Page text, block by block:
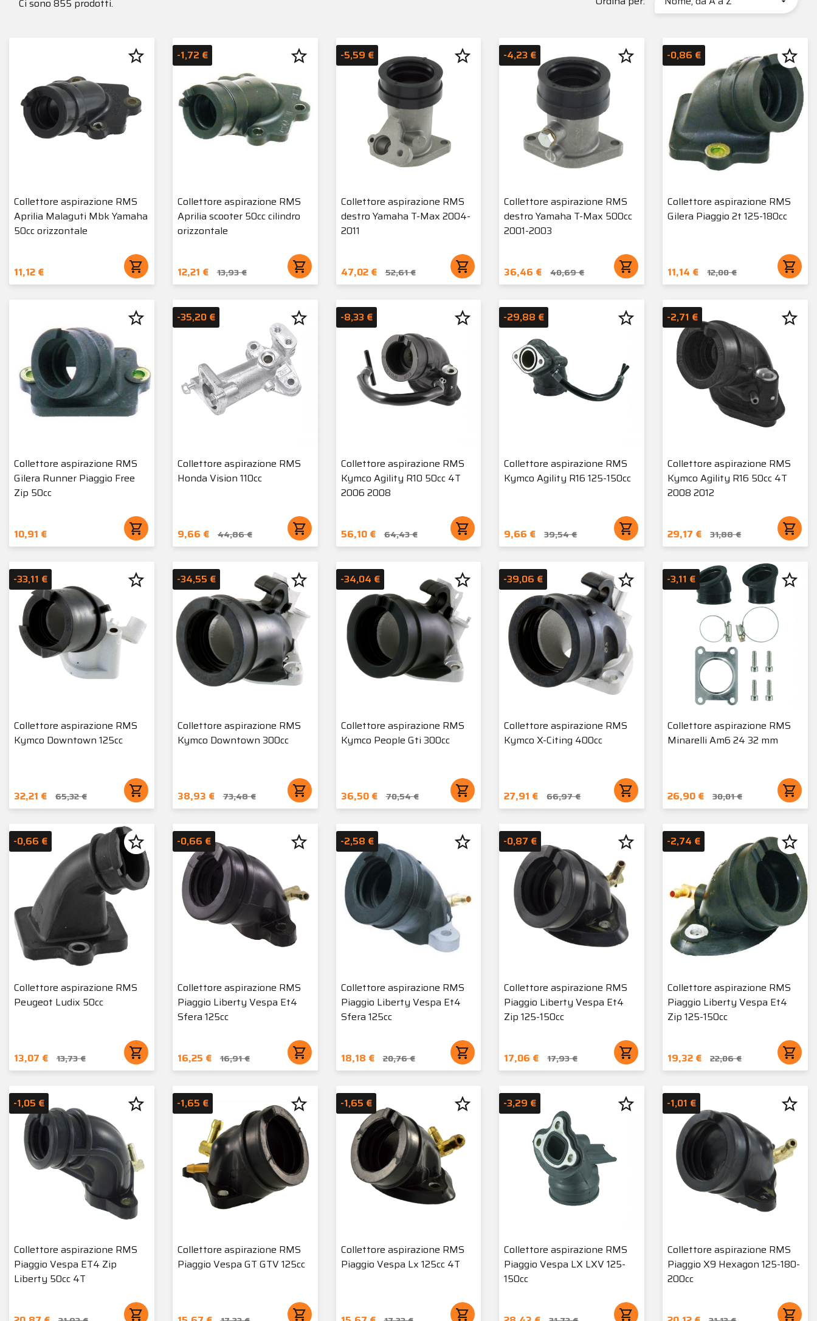
Ci sono 855 prodotti.
Collettore aspirazione RMS
Aprilia Malaguti Mbk Yamaha
50cc orizzontale
11,12 € shopping_cart
star_border
Collettore aspirazione RMS
Aprilia scooter 50cc cilindro
orizzontale
12,21 € 13,93 € shopping_cart
-1,72 € star_border
Collettore aspirazione RMS
destro Yamaha T-Max 2004-
2011
47,02 € 52,61 € shopping_cart
-5,59 € star_border
Collettore aspirazione RMS
destro Yamaha T-Max 500cc
2001-2003
36,46 € 40,69 € shopping_cart
-4,23 € star_border
Collettore aspirazione RMS
Gilera Piaggio 2t 125-180cc
11,14 € 12,00 € shopping_cart
-0,86 € star_border
Collettore aspirazione RMS
Gilera Runner Piaggio Free
Zip 50cc
10,91 € shopping_cart
star_border
Collettore aspirazione RMS
Honda Vision 110cc
9,66 € 44,86 € shopping_cart
-35,20 € star_border
Collettore aspirazione RMS
Kymco Agility R10 50cc 4T
2006 2008
56,10 € 64,43 € shopping_cart
-8,33 € star_border
Collettore aspirazione RMS
Kymco Agility R16 125-150cc
9,66 € 39,54 € shopping_cart
-29,88 € star_border
Collettore aspirazione RMS
Kymco Agility R16 50cc 4T
2008 2012
29,17 € 31,88 € shopping_cart
-2,71 € star_border
Collettore aspirazione RMS
Kymco Downtown 125cc
32,21 € 65,32 € shopping_cart
-33,11 € star_border
Collettore aspirazione RMS
Kymco Downtown 300cc
38,93 € 73,48 € shopping_cart
-34,55 € star_border
Collettore aspirazione RMS
Kymco People Gti 300cc
36,50 € 70,54 € shopping_cart
-34,04 € star_border
Collettore aspirazione RMS
Kymco X-Citing 400cc
27,91 € 66,97 € shopping_cart
-39,06 € star_border
Collettore aspirazione RMS
Minarelli Am6 24 32 mm
26,90 € 30,01 € shopping_cart
-3,11 € star_border
Collettore aspirazione RMS
Peugeot Ludix 50cc
13,07 € 13,73 € shopping_cart
-0,66 € star_border
Collettore aspirazione RMS
Piaggio Liberty Vespa Et4
Sfera 125cc
16,25 € 16,91 € shopping_cart
-0,66 € star_border
Collettore aspirazione RMS
Piaggio Liberty Vespa Et4
Sfera 125cc
18,18 € 20,76 € shopping_cart
-2,58 € star_border
Collettore aspirazione RMS
Piaggio Liberty Vespa Et4
Zip 125-150cc
17,06 € 17,93 € shopping_cart
-0,87 € star_border
Collettore aspirazione RMS
Piaggio Liberty Vespa Et4
Zip 125-150cc
19,32 € 22,06 € shopping_cart
-2,74 € star_border
Collettore aspirazione RMS
Piaggio Vespa ET4 Zip
Liberty 50cc 4T
shopping_cart
-1,05 € star_border
Collettore aspirazione RMS
Piaggio Vespa GT GTV 125cc
shopping_cart
-1,65 € star_border
Collettore aspirazione RMS
Piaggio Vespa Lx 125cc 4T
shopping_cart
-1,65 € star_border
Collettore aspirazione RMS
Piaggio Vespa LX LXV 125-
150cc
shopping_cart
-3,29 € star_border
Collettore aspirazione RMS
Piaggio X9 Hexagon 125-180-
200cc
shopping_cart
-1,01 € star_border